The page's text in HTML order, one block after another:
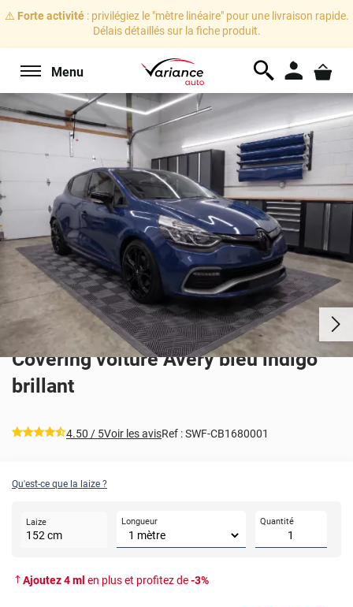
⚠️ Forte activité: privilégiez le "mètre linéaire" pour une livraison rapide.
Délais détaillés sur la fiche produit.
Menu
Covering voiture Avery bleu indigo
brillant
*****
4.50 / 5Voir les avisRef :SWF-CB1680001
Qu'est-ce que la laize ?
Laize
152 cm
Longueur Quantité
Ajoutez4ml en plus et profitez de-3%